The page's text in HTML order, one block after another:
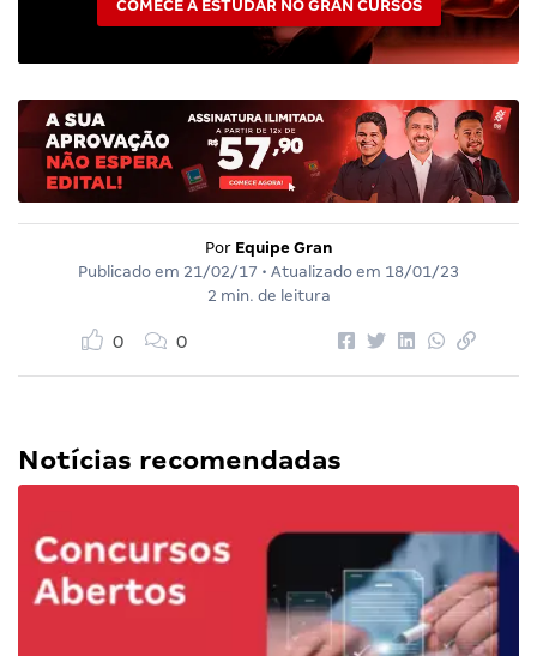
COMECE A ESTUDAR NO GRAN CURSOS
Por Equipe Gran
Publicado em 21/02/17 • Atualizado em 18/01/23
2 min. de leitura
0 0
Notícias recomendadas